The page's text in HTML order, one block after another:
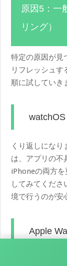
原因5：一
リング）
特定の原因が見
リフレッシュ
順に試していき
くり返しにな
は、アプリの不
iPhoneの両方
してみてくだ
境で行うのが安
Apple
一時的な不具